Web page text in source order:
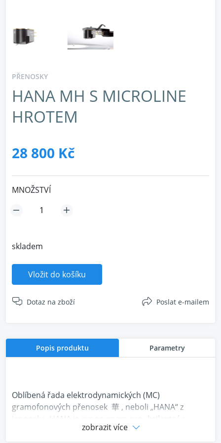
PŘENOSKY
HANA MH S MICROLINE
HROTEM
28 800 Kč
MNOŽSTVÍ
skladem
Vložit do košíku
Dotaz na zboží Poslat e-mailem
Popis produktu Parametry
Oblíbená řada elektrodynamických (MC)
gramofonových přenosek 華 , neboli „HANA“ z
Japonska. HANA je synonymem pro „brilantní a
nádherné“, což výstižně charakterizuje zvukový
zobrazit více